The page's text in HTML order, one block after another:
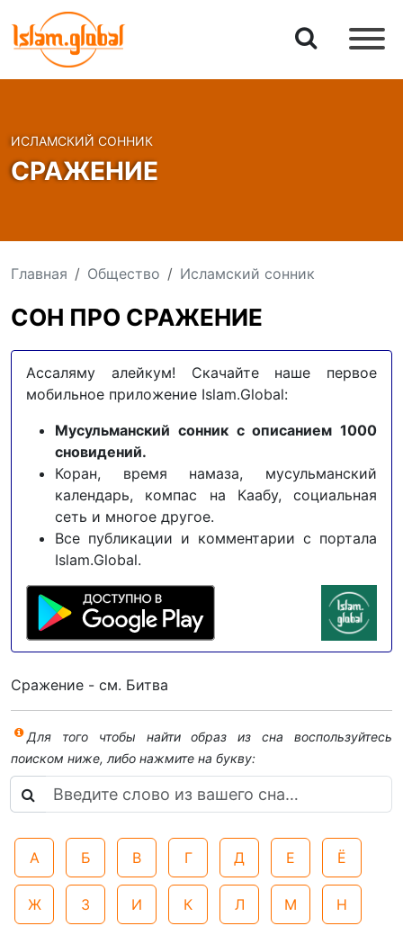
ИСЛАМСКИЙ СОННИК
СРАЖЕНИЕ
Главная Общество Исламский сонник
СОН ПРО СРАЖЕНИЕ
Ассаляму алейкум! Скачайте наше первое
мобильное приложение Islam.Global:
Мусульманский сонник с описанием 1000
сновидений.
Коран, время намаза, мусульманский
календарь, компас на Каабу, социальная
сеть и многое другое.
Все публикации и комментарии с портала
Islam.Global.
Сражение - см. Битва
Для того чтобы найти образ из сна воспользуйтесь
поиском ниже, либо нажмите на букву:
А Б В Г Д Е Ё
Ж З И К Л М Н